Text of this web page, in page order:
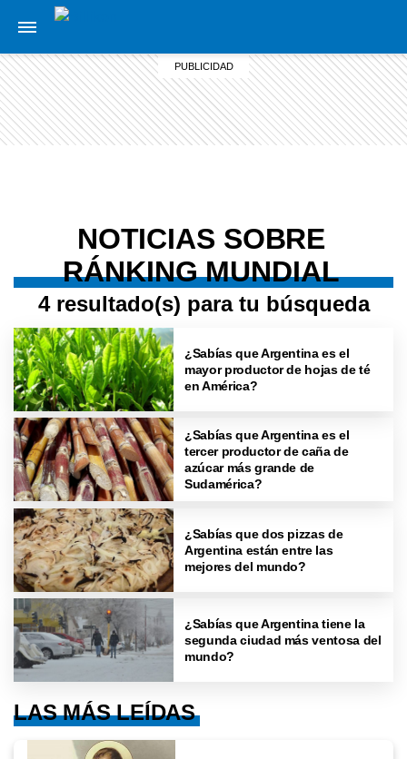
NOTICIAS SOBRE
RÁNKING MUNDIAL
4 resultado(s) para tu búsqueda
¿Sabías que Argentina es el
mayor productor de hojas de té
en América?
¿Sabías que Argentina es el
tercer productor de caña de
azúcar más grande de
Sudamérica?
¿Sabías que dos pizzas de
Argentina están entre las
mejores del mundo?
¿Sabías que Argentina tiene la
segunda ciudad más ventosa del
mundo?
LAS MÁS LEÍDAS